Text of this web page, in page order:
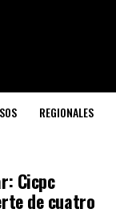
REGIONALES
Cicpc
de cuatro